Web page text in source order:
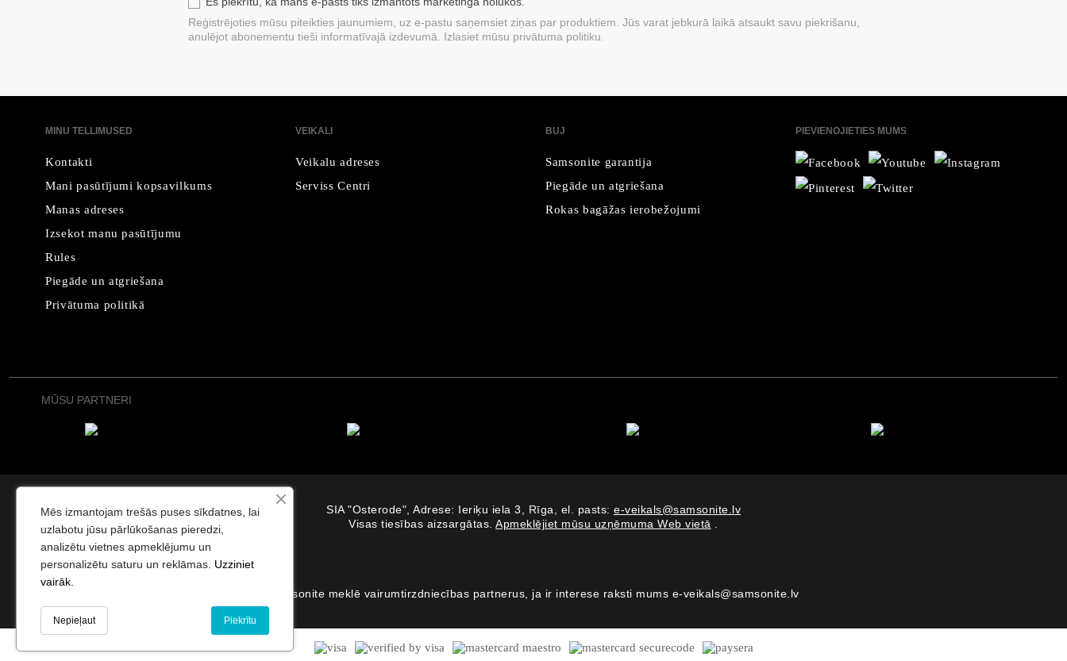
Reģistrējoties mūsu piteikties jaunumiem, uz e-pastu saņemsiet ziņas par produktiem. Jūs varat jebkurā laikā atsaukt savu piekrišanu,
anulējot abonementu tieši informatīvajā izdevumā. Izlasiet mūsu privātuma politiku.
MINU TELLIMUSED
Kontakti
Mani pasūtījumi kopsavilkums
Manas adreses
Izsekot manu pasūtījumu
Rules
Piegāde un atgriešana
Privātuma politikā
VEIKALI
Veikalu adreses
Serviss Centri
BUJ
Samsonite garantija
Piegāde un atgriešana
Rokas bagāžas ierobežojumi
PIEVIENOJIETIES MUMS
MŪSU PARTNERI
SIA "Osterode", Adrese: Ieriķu iela 3, Rīga, el. pasts: e-veikals@samsonite.lv
Visas tiesības aizsargātas.Apmeklējiet mūsu uzņēmuma Web vietā
Samsonite meklē vairumtirzdniecības partnerus, ja ir interese raksti mums e-veikals@samsonite.lv
Mēs izmantojam trešās puses sīkdatnes, lai
uzlabotu jūsu pārlūkošanas pieredzi,
analizētu vietnes apmeklējumu un
personalizētu saturu un reklāmas. Uzziniet
vairāk.
Piekrītu
Nepieļaut